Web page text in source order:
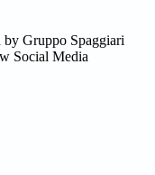
Gruppo Spaggiari
Social Media